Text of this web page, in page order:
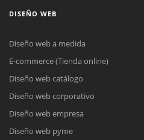
DISEÑO WEB
Diseño web a medida
E-commerce (Tienda online)
Diseño web catálogo
Diseño web corporativo
Diseño web empresa
Diseño web pyme